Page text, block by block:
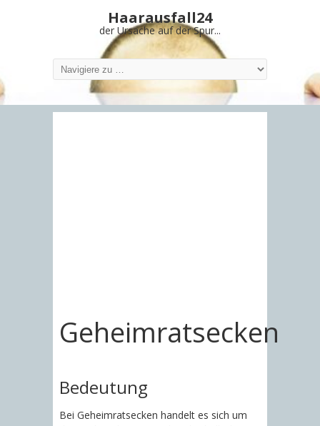
Haarausfall24
der Ursache auf der Spur...
Geheimratsecken
Bedeutung
Bei Geheimratsecken handelt es sich um